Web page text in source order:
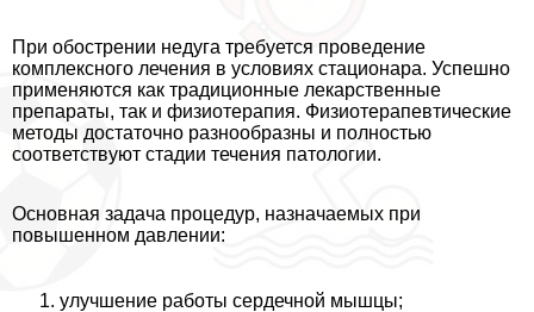
При обострении недуга требуется проведение
комплексного лечения в условиях стационара. Успешно
применяются как традиционные лекарственные
препараты, так и физиотерапия. Физиотерапевтические
методы достаточно разнообразны и полностью
соответствуют стадии течения патологии.
Основная задача процедур, назначаемых при
повышенном давлении:
улучшение работы сердечной мышцы;